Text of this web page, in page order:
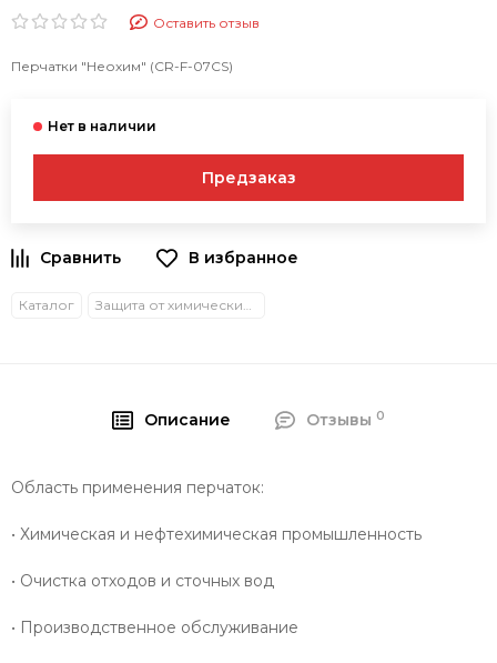
Оставить отзыв
Перчатки "Неохим" (CR-F-07CS)
Предзаказ
В избранное
Каталог Защита от химических воздействий
Описание Отзывы 0
Область применения перчаток:
• Химическая и нефтехимическая промышленность
• Очистка отходов и сточных вод
• Производственное обслуживание